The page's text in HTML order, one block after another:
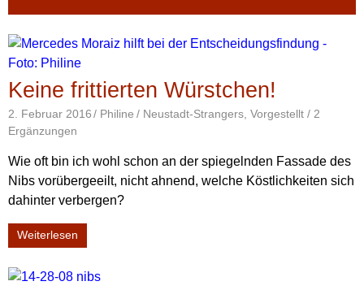
Keine frittierten Würstchen!
2. Februar 2016 Philine Neustadt-Strangers ,Vorgestellt / 2
Ergänzungen
Wie oft bin ich wohl schon an der spiegelnden Fassade des
Nibs vorübergeeilt, nicht ahnend, welche Köstlichkeiten sich
dahinter verbergen?
Weiterlesen